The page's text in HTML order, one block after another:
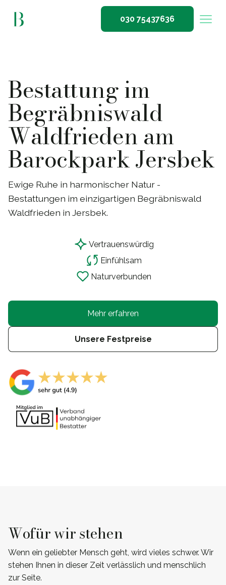
030 75437636
Bestattung im
Begräbniswald
Waldfrieden am
Barockpark Jersbek
Ewige Ruhe in harmonischer Natur -
Bestattungen im einzigartigen Begräbniswald
Waldfrieden in Jersbek.
Vertrauenswürdig
Einfühlsam
Naturverbunden
Mehr erfahren
Unsere Festpreise
Wofür wir stehen
Wenn ein geliebter Mensch geht, wird vieles schwer. Wir
stehen Ihnen in dieser Zeit verlässlich und menschlich
zur Seite.